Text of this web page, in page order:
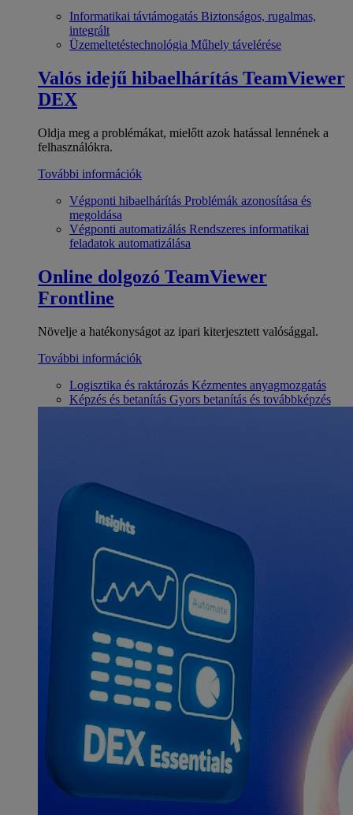
Informatikai távtámogatás Biztonságos, rugalmas,
integrált
Üzemeltetéstechnológia Műhely távelérése
Valós idejű hibaelhárítás TeamViewer
DEX
Oldja meg a problémákat, mielőtt azok hatással lennének a
felhasználókra.
További információk
Végponti hibaelhárítás Problémák azonosítása és
megoldása
Végponti automatizálás Rendszeres informatikai
feladatok automatizálása
Online dolgozó TeamViewer
Frontline
Növelje a hatékonyságot az ipari kiterjesztett valósággal.
További információk
Logisztika és raktározás Kézmentes anyagmozgatás
Képzés és betanítás Gyors betanítás és továbbképzés